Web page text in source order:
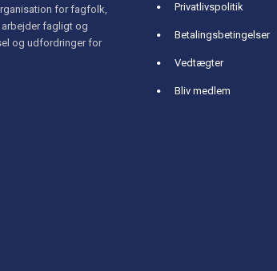
for fagfolk,
fagligt og
og udfordringer for
Privatlivspolitik
Betalingsbetingelser
Vedtægter
Bliv medlem